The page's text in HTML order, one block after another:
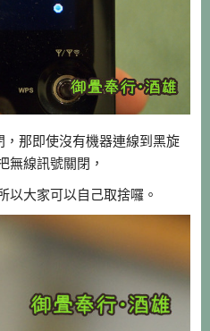
那即使沒有機器連線到黑旋
無線訊號關閉，
以大家可以自己取捨囉。